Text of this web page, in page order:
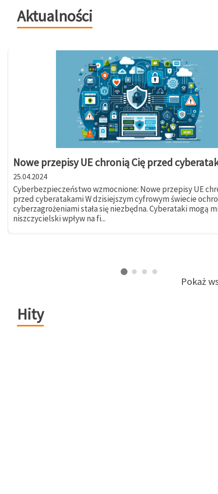
Aktualności
Nowe przepisy UE chronią Cię przed
25.04.2024
Cyberbezpieczeństwo wzmocnione: Nowe przepisy UE
przed cyberatakami W dzisiejszym cyfrowym świecie
cyberzagrożeniami stała się niezbędna. Cyberataki mogą
niszczycielski wpływ na fi...
Pokaż
Hity